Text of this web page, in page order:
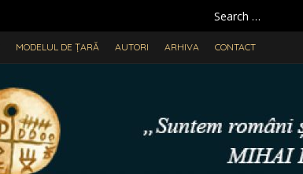
Search
for:
MODELUL DE ȚARĂ AUTORI ARHIVA CONTACT